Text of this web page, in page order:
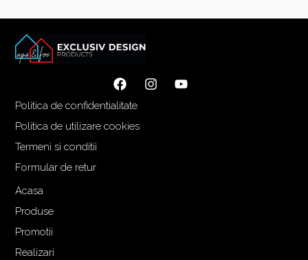
Politica de confidentialitate
Politica de utilizare cookies
Termeni si conditii
Formular de retur
Acasa
Produse
Promotii
Realizari